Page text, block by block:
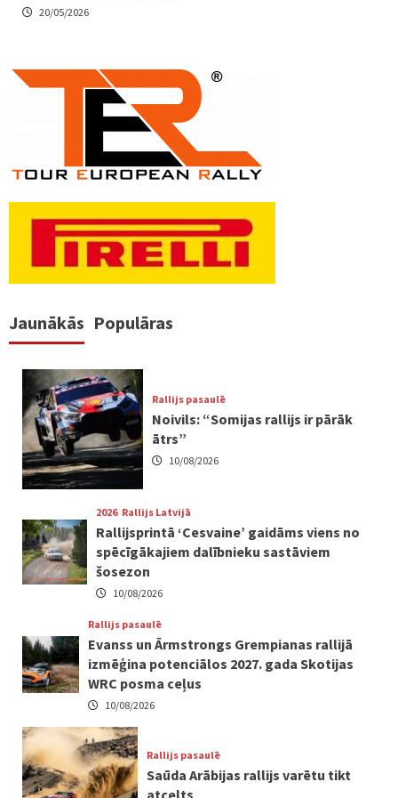
20/05/2026
Jaunākās Populāras
Rallijs pasaulē
Noivils: “Somijas rallijs ir pārāk
ātrs”
10/08/2026
2026 Rallijs Latvijā
Rallijsprintā ‘Cesvaine’ gaidāms viens no
spēcīgākajiem dalībnieku sastāviem
šosezon
10/08/2026
Rallijs pasaulē
Evanss un Ārmstrongs Grempianas rallijā
izmēģina potenciālos 2027. gada Skotijas
WRC posma ceļus
10/08/2026
Rallijs pasaulē
Saūda Arābijas rallijs varētu tikt
atcelts